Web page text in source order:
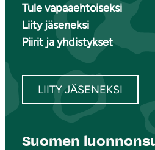
Tule vapaaehtoiseksi
Liity jäseneksi
Piirit ja yhdistykset
LIITY JÄSENEKSI
Suomen